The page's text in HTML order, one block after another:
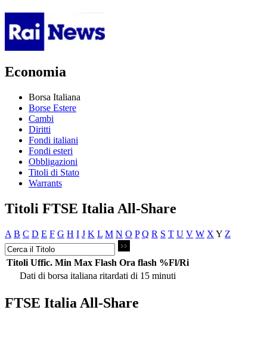
Economia
Borsa Italiana
Borse Estere
Cambi
Diritti
Fondi italiani
Fondi esteri
Obbligazioni
Titoli di Stato
Warrants
Titoli FTSE Italia All-Share
A B C D E F G H I J K L M N O P Q R S T U V W X Y Z
Titoli Uffic. Min Max Flash Ora flash %Fl/Ri
Dati di borsa italiana ritardati di 15 minuti
FTSE Italia All-Share